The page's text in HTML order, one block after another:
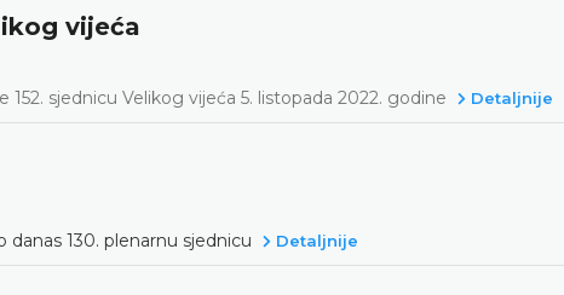
vijeća
sjednicu Velikog vijeća 5. listopada 2022. godine Detaljnije
130. plenarnu sjednicu Detaljnije